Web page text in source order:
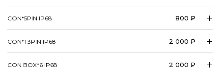
CON*5PIN IP68 800 ₽
CON*T3PIN IP68 2 000 ₽
CON BOX*6 IP68 2 000 ₽